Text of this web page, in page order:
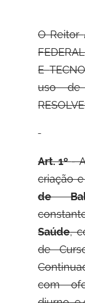
O Reitor
E
uso de
Art. 1º-
criação
de
Saúde,
de
com